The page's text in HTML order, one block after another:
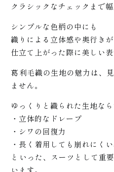
プ
ス
クラシックなチェックまで幅
シンプルな色柄の中にも
織りによる立体感や奥行きが
仕立て上がった際に美しい
葛利毛織の生地の魅力は、
ません。
ゆっくりと織られた生地な
・立体的なドレープ
・シワの回復力
・長く着用しても崩れにくい
といった、スーツとして重
います。